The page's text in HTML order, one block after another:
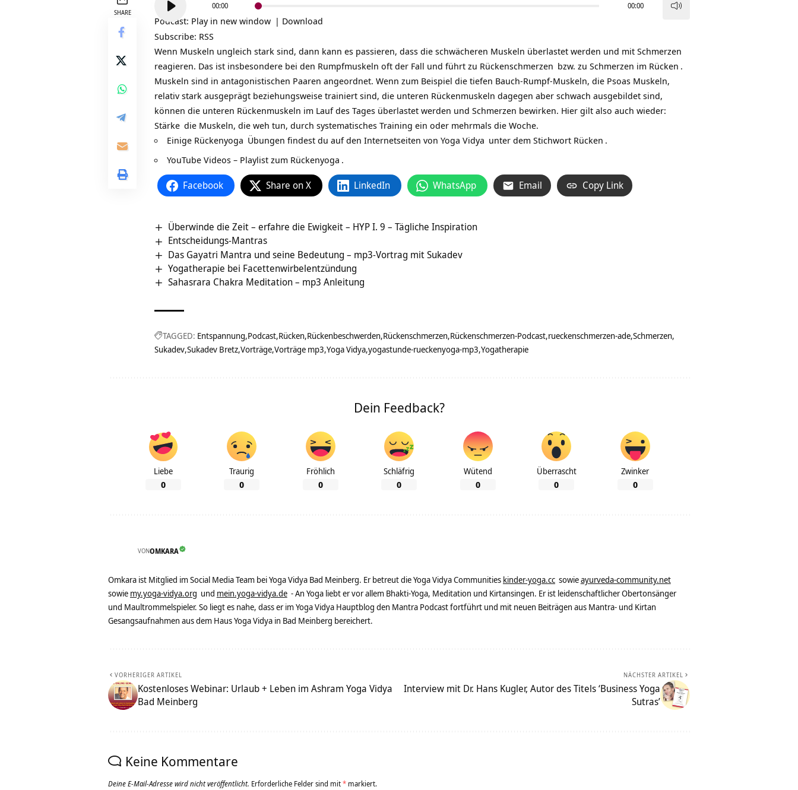
SHARE
Player
00:00 00:00
Podcast: Play in new window | Download
Subscribe: RSS
Wenn Muskeln ungleich stark sind, dann kann es passieren, dass die schwächeren Muskeln überlastet werden und mit Schmerzen
reagieren. Das ist insbesondere bei den Rumpfmuskeln oft der Fall und führt zu Rückenschmerzen bzw. zu Schmerzen im Rücken .
Muskeln sind in antagonistischen Paaren angeordnet. Wenn zum Beispiel die tiefen Bauch-Rumpf-Muskeln, die Psoas Muskeln,
relativ stark ausgeprägt beziehungsweise trainiert sind, die unteren Rückenmuskeln dagegen aber schwach ausgebildet sind,
können die unteren Rückenmuskeln im Lauf des Tages überlastet werden und Schmerzen bewirken. Hier gilt also auch wieder:
Stärke die Muskeln, die weh tun, durch systematisches Training ein oder mehrmals die Woche.
Einige Rückenyoga Übungen findest du auf den Internetseiten von Yoga Vidya unter dem Stichwort Rücken .
YouTube Videos – Playlist zum Rückenyoga .
Facebook Share on X LinkedIn WhatsApp Email Copy Link
Überwinde die Zeit – erfahre die Ewigkeit – HYP I. 9 – Tägliche Inspiration
Entscheidungs-Mantras
Das Gayatri Mantra und seine Bedeutung – mp3-Vortrag mit Sukadev
Yogatherapie bei Facettenwirbelentzündung
Sahasrara Chakra Meditation – mp3 Anleitung
TAGGED: Entspannung Podcast Rücken Rückenbeschwerden Rückenschmerzen Rückenschmerzen-Podcast rueckenschmerzen-ade Schmerzen
Sukadev Sukadev Bretz Vorträge Vorträge mp3 Yoga Vidya yogastunde-rueckenyoga-mp3 Yogatherapie
Dein Feedback?
Liebe
0
Traurig
0
Fröhlich
0
Schläfrig
0
Wütend
0
Überrascht
0
Zwinker
0
VONOMKARA
Omkara ist Mitglied im Social Media Team bei Yoga Vidya Bad Meinberg. Er betreut die Yoga Vidya Communities kinder-yoga.cc sowieayurveda-community.net
sowie my.yoga-vidya.org und mein.yoga-vidya.de - An Yoga liebt er vor allem Bhakti-Yoga, Meditation und Kirtansingen. Er ist leidenschaftlicher Obertonsänger
und Maultrommelspieler. So liegt es nahe, dass er im Yoga Vidya Hauptblog den Mantra Podcast fortführt und mit neuen Beiträgen aus Mantra- und Kirtan
Gesangsaufnahmen aus dem Haus Yoga Vidya in Bad Meinberg bereichert.
VORHERIGER ARTIKEL
Kostenloses Webinar: Urlaub + Leben im Ashram Yoga Vidya
Bad Meinberg
NÄCHSTER ARTIKEL
Interview mit Dr. Hans Kugler, Autor des Titels ‘Business Yoga
Sutras’
Keine Kommentare
Deine E-Mail-Adresse wird nicht veröffentlicht. Erforderliche Felder sind mit* markiert.